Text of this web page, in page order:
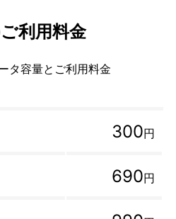
利用料金
タ容量とご利用料金
300円
690円